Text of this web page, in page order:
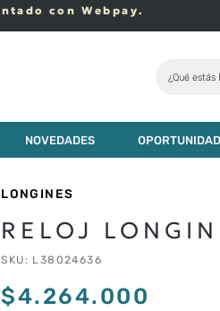
¿Qué estás
NOVEDADES
LONGINES
RELOJ
SKU : L38024636
$4.264.000